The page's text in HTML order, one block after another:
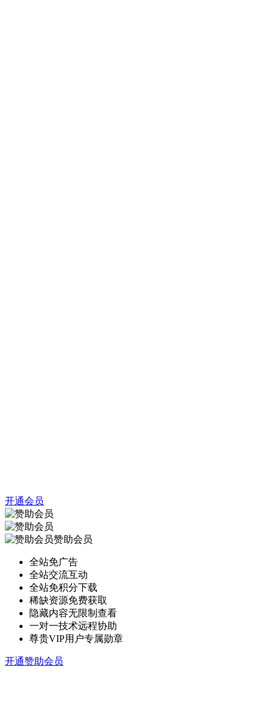
开通会员
赞助会员
全站免广告
全站交流互动
全站免积分下载
稀缺资源免费获取
隐藏内容无限制查看
一对一技术远程协助
尊贵VIP用户专属勋章
开通赞助会员